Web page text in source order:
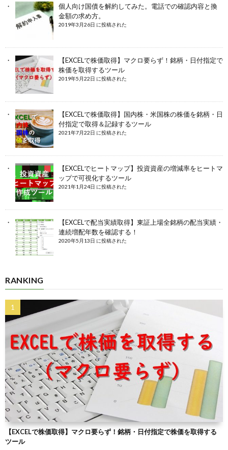
個人向け国債を解約してみた。電話での確認内容と換
金額の求め方。
2019年3月26日 に投稿された
【EXCELで株価取得】マクロ要らず！銘柄・日付指定で
株価を取得するツール
2019年5月22日 に投稿された
【EXCELで株価取得】国内株・米国株の株価を銘柄・日
付指定で取得＆記録するツール
2021年7月22日 に投稿された
【EXCELでヒートマップ】投資資産の増減率をヒートマ
ップで可視化するツール
2021年1月24日 に投稿された
【EXCELで配当実績取得】東証上場全銘柄の配当実績・
連続増配年数を確認する！
2020年5月13日 に投稿された
RANKING
【EXCELで株価取得】マクロ要らず！銘柄・日付指定で株価を取得する
ツール